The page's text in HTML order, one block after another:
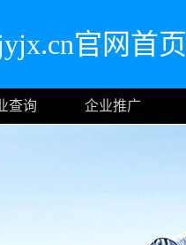
官网首页
查询 企业推广